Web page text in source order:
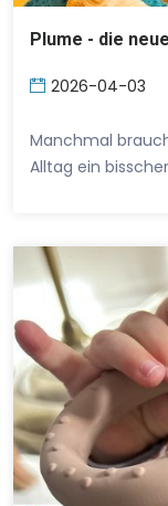
Plume - die
2026-04-03
Manchmal
Alltag ein